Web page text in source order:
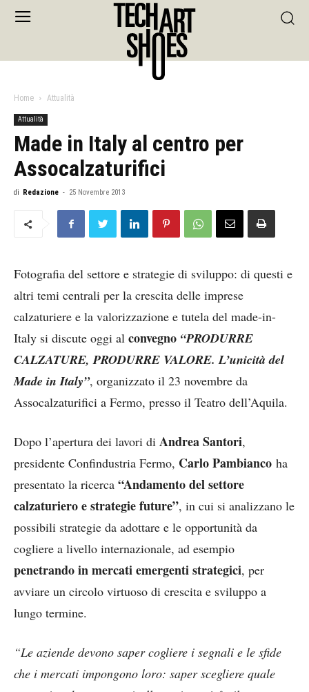
Home Attualità
Attualità
Made in Italy al centro per
Assocalzaturifici
di Redazione - 25 Novembre 2013
Fotografia del settore e strategie di sviluppo: di questi e
altri temi centrali per la crescita delle imprese
calzaturiere e la valorizzazione e tutela del made-in-
Italy si discute oggi al convegno “PRODURRE
CALZATURE, PRODURRE VALORE. L’unicità del
Made in Italy”, organizzato il 23 novembre da
Assocalzaturifici a Fermo, presso il Teatro dell’Aquila.
Dopo l’apertura dei lavori di Andrea Santori,
presidente Confindustria Fermo, Carlo Pambianco ha
presentato la ricerca “Andamento del settore
calzaturiero e strategie future”, in cui si analizzano le
possibili strategie da adottare e le opportunità da
cogliere a livello internazionale, ad esempio
penetrando in mercati emergenti strategici, per
avviare un circolo virtuoso di crescita e sviluppo a
lungo termine.
“Le aziende devono saper cogliere i segnali e le sfide
che i mercati impongono loro: saper scegliere quale